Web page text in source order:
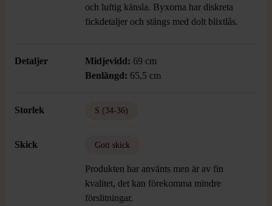
och luftig känsla. Byxorna har diskreta
fickdetaljer och stängs med dolt blixtlås.
Detaljer Midjevidd: 69 cm
Benlängd: 65,5 cm
Storlek S (34-36)
Skick Gott skick
Produkten har använts men är av fin
kvalitet, det kan förekomma mindre
förslitningar.